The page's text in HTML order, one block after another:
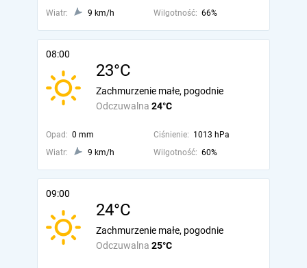
Wiatr: 9 km/h Wilgotność: 66%
08:00
23°C
Odczuwalna 24°C
Zachmurzenie małe, pogodnie
Opad: 0 mm Ciśnienie: 1013 hPa
Wiatr:
9 km/h Wilgotność: 60%
09:00
24°C
Odczuwalna 25°C
Zachmurzenie małe, pogodnie